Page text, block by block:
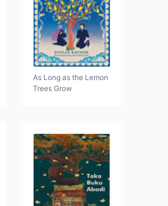
As Long as the Lemon
Trees Grow